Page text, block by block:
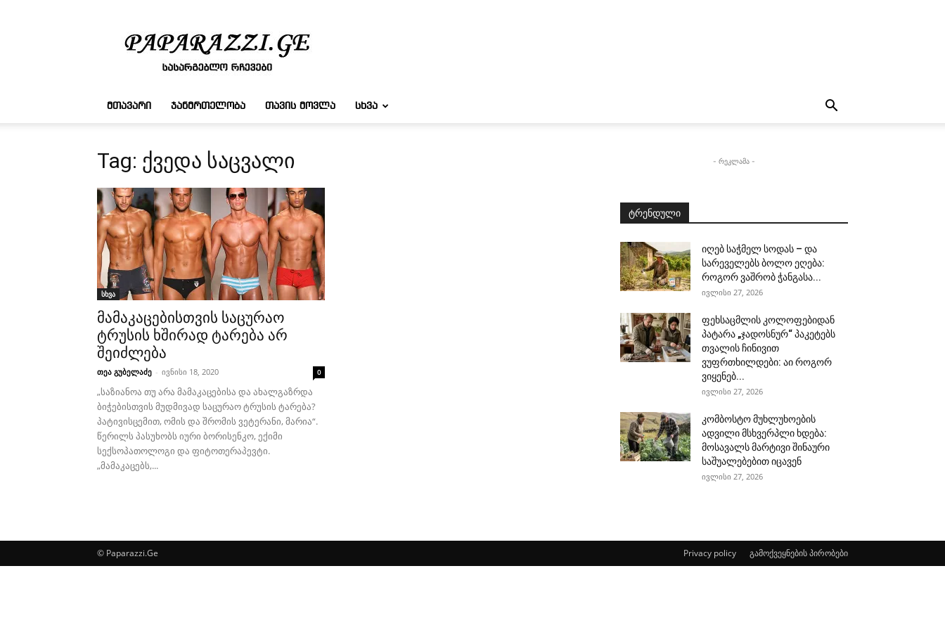
რჩევები
ᲛᲗᲐᲕᲐᲠᲘ ᲯᲐᲜᲛᲠᲗᲔᲚᲝᲑᲐ ᲗᲐᲕᲘᲡ ᲛᲝᲕᲚᲐ ᲡᲮᲕᲐ
Tag: ქვედა საცვალი
სხვა
მამაკაცებისთვის საცურაო
ტრუსის ხშირად ტარება არ
შეიძლება
თეა გუბელაძე - ივნისი 18, 2020 0
„საზიანოა თუ არა მამაკაცებისა და ახალგაზრდა
ბიჭებისთვის მუდმივად საცურაო ტრუსის ტარება?
პატივისცემით, ომის და შრომის ვეტერანი, მარია“.
წერილს პასუხობს იური ბორისენკო, ექიმი
სექსოპათოლოგი და ფიტოთერაპევტი.
„მამაკაცებს,...
- რეკლამა -
ტრენდული
იღებ საჭმელ სოდას – და
სარეველებს ბოლო ეღება:
როგორ ვაშრობ ჭანგასა...
ივლისი 27, 2026
ფეხსაცმლის კოლოფებიდან
პატარა „ჯადოსნურ“ პაკეტებს
თვალის ჩინივით
ვუფრთხილდები: აი როგორ
ვიყენებ...
ივლისი 27, 2026
კომბოსტო მუხლუხოების
ადვილი მსხვერპლი ხდება:
მოსავალს მარტივი შინაური
საშუალებებით იცავენ
ივლისი 27, 2026
Privacy policy გამოქვეყნების პირობები
© Paparazzi.Ge